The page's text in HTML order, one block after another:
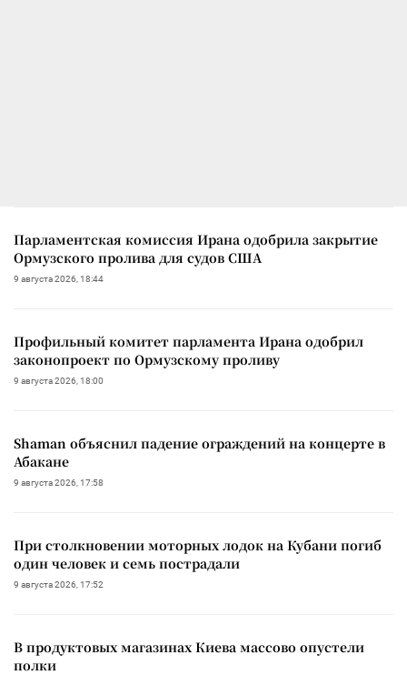
Парламентская комиссия Ирана одобрила закрытие
Ормузского пролива для судов США
9 августа 2026, 18:44
Профильный комитет парламента Ирана одобрил
законопроект по Ормузскому проливу
9 августа 2026, 18:00
Shaman объяснил падение ограждений на концерте в
Абакане
9 августа 2026, 17:58
При столкновении моторных лодок на Кубани погиб
один человек и семь пострадали
9 августа 2026, 17:52
В продуктовых магазинах Киева массово опустели
полки